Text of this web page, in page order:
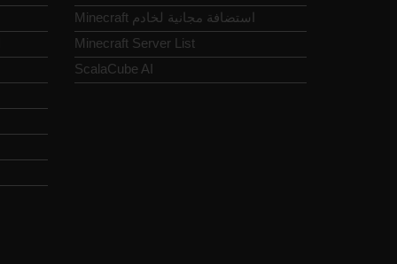
استضافة مجانية لخادم Minecraft
Minecraft Server List
ScalaCube AI